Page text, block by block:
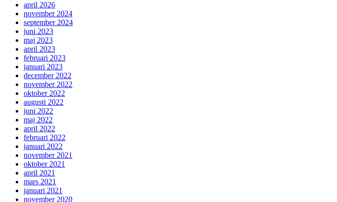
april 2026
november 2024
september 2024
juni 2023
maj 2023
april 2023
februari 2023
januari 2023
december 2022
november 2022
oktober 2022
augusti 2022
juni 2022
maj 2022
april 2022
februari 2022
januari 2022
november 2021
oktober 2021
april 2021
mars 2021
januari 2021
november 2020